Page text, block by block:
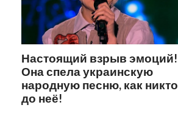
Настоящий взрыв эмоций!
Она спела украинскую
народную песню, как никто
до неё!